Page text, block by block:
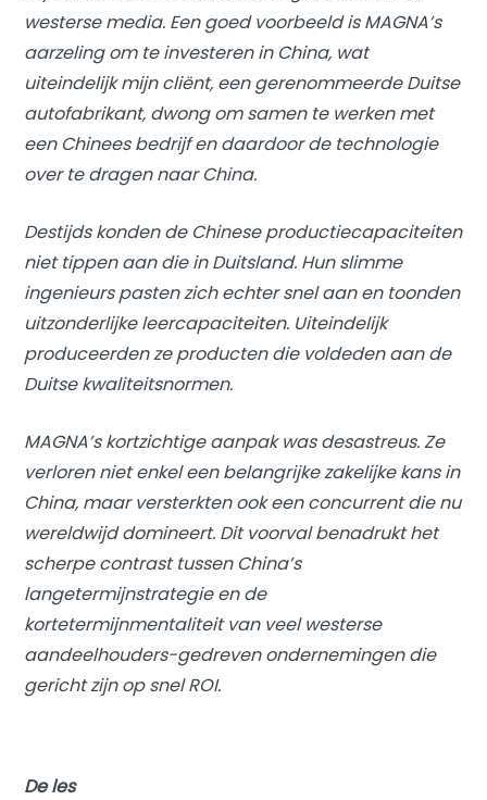
westerse media. Een goed voorbeeld is MAGNA’s
aarzeling om te investeren in China, wat
uiteindelijk mijn cliënt, een gerenommeerde Duitse
autofabrikant, dwong om samen te werken met
een Chinees bedrijf en daardoor de technologie
over te dragen naar China.
Destijds konden de Chinese productiecapaciteiten
niet tippen aan die in Duitsland. Hun slimme
ingenieurs pasten zich echter snel aan en toonden
uitzonderlijke leercapaciteiten. Uiteindelijk
produceerden ze producten die voldeden aan de
Duitse kwaliteitsnormen.
MAGNA’s kortzichtige aanpak was desastreus. Ze
verloren niet enkel een belangrijke zakelijke kans in
China, maar versterkten ook een concurrent die nu
wereldwijd domineert. Dit voorval benadrukt het
scherpe contrast tussen China’s
langetermijnstrategie en de
kortetermijnmentaliteit van veel westerse
aandeelhouders-gedreven ondernemingen die
gericht zijn op snel ROI.
De les